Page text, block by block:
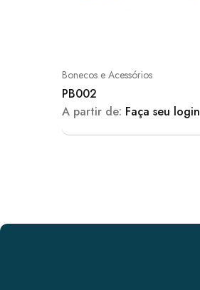
Bonecos e Acessórios
PB002
A partir de: Faça seu login